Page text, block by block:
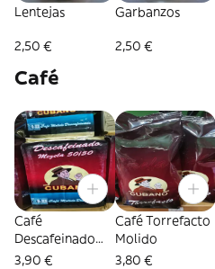
Lentejas
2,50 €
Garbanzos
2,50 €
Café
Café
Descafeinado
Molido
3,90 €
Café Torrefacto
Molido
3,80 €